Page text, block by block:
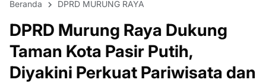
Beranda DPRD MURUNG RAYA
DPRD Murung Raya Dukung
Taman Kota Pasir Putih,
Diyakini Perkuat Pariwisata dan